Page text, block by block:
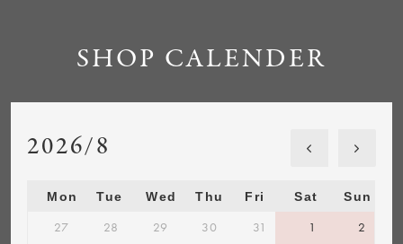
SHOP CALENDER
2026/8
Mon Tue Wed Thu Fri Sat Sun
27 28 29 30 31 1 2